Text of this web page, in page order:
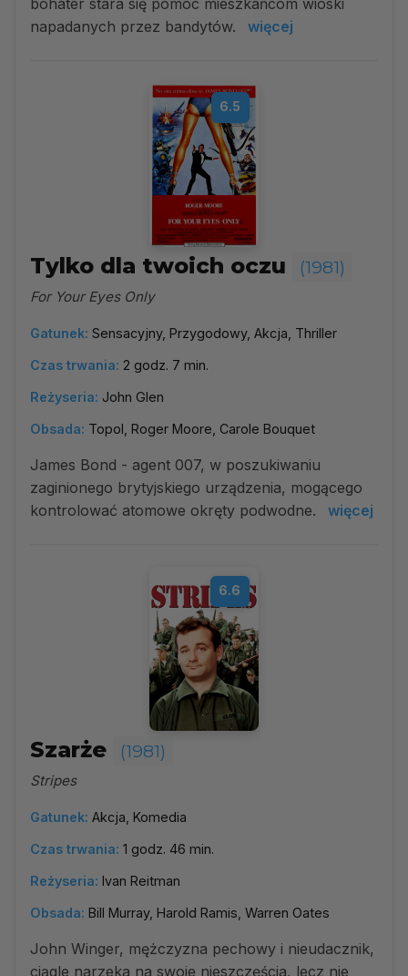
bohater stara się pomóc mieszkańcom wioski
napadanych przez bandytów.
więcej
6.5
Tylko dla twoich oczu (1981)
For Your Eyes Only
Gatunek: Sensacyjny, Przygodowy, Akcja, Thriller
Czas trwania: 2 godz. 7 min.
Reżyseria: John Glen
Obsada: Topol, Roger Moore, Carole Bouquet
James Bond - agent 007, w poszukiwaniu
zaginionego brytyjskiego urządzenia, mogącego
kontrolować atomowe okręty podwodne.
więcej
6.6
Szarże (1981)
Stripes
Gatunek: Akcja, Komedia
Czas trwania: 1 godz. 46 min.
Reżyseria: Ivan Reitman
Obsada: Bill Murray, Harold Ramis, Warren Oates
John Winger, mężczyzna pechowy i nieudacznik,
ciągle narzeka na swoje nieszczęścia, lecz nie